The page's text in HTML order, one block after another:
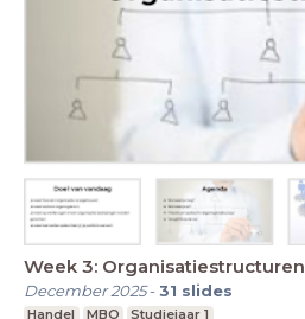
Week 3: Organisatiestructuren
December 2025-31 slides
Handel MBO Studiejaar 1